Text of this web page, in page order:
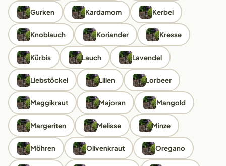
Gurken Kardamom Kerbel
Knoblauch Koriander Kresse
Kürbis Lauch Lavendel
Liebstöckel Lilien Lorbeer
Maggikraut Majoran Mangold
Margeriten Melisse Minze
Möhren Olivenkraut Oregano